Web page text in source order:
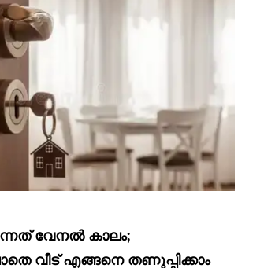
വേനൽ കാലം;
വീട് എങ്ങനെ തണുപ്പിക്കാം